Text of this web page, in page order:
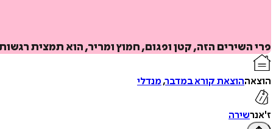
פרי השירים הזה, קטן ופגום, חמוץ ומריר, הוא תמצית
הוצאההוצאת קורא במדבר,מנדלי
ז'אנרשירה